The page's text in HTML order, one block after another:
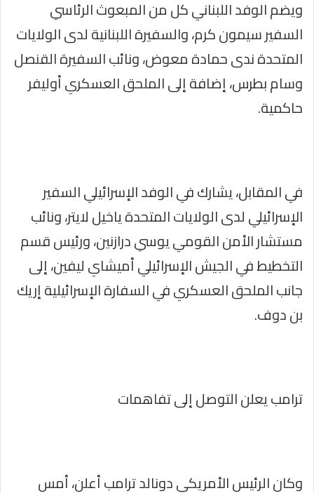
ويضم الوفد اللبناني كل من المبعوث الرئاسي
السفير سيمون كرم، والسفيرة اللبنانية لدى الولايات
المتحدة ندى حمادة معوض، ونائب السفيرة القنصل
وسام بطرس، إضافة إلى الملحق العسكري أوليفر
حاكمية.
في المقابل، يشارك في الوفد الإسرائيلي السفير
الإسرائيلي لدى الولايات المتحدة ياخيل لايتر، ونائب
مستشار الأمن القومي يوسي درازنين، ورئيس قسم
التخطيط في الجيش الإسرائيلي أميشاي ليفين، إلى
جانب الملحق العسكري في السفارة الإسرائيلية إريك
بن دوف.
ترامب يعلن التوصل إلى تفاهمات
وكان الرئيس الأمريكي دونالد ترامب أعلن، أمس